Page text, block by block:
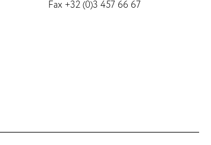
Fax +32 (0)3 457 66 67